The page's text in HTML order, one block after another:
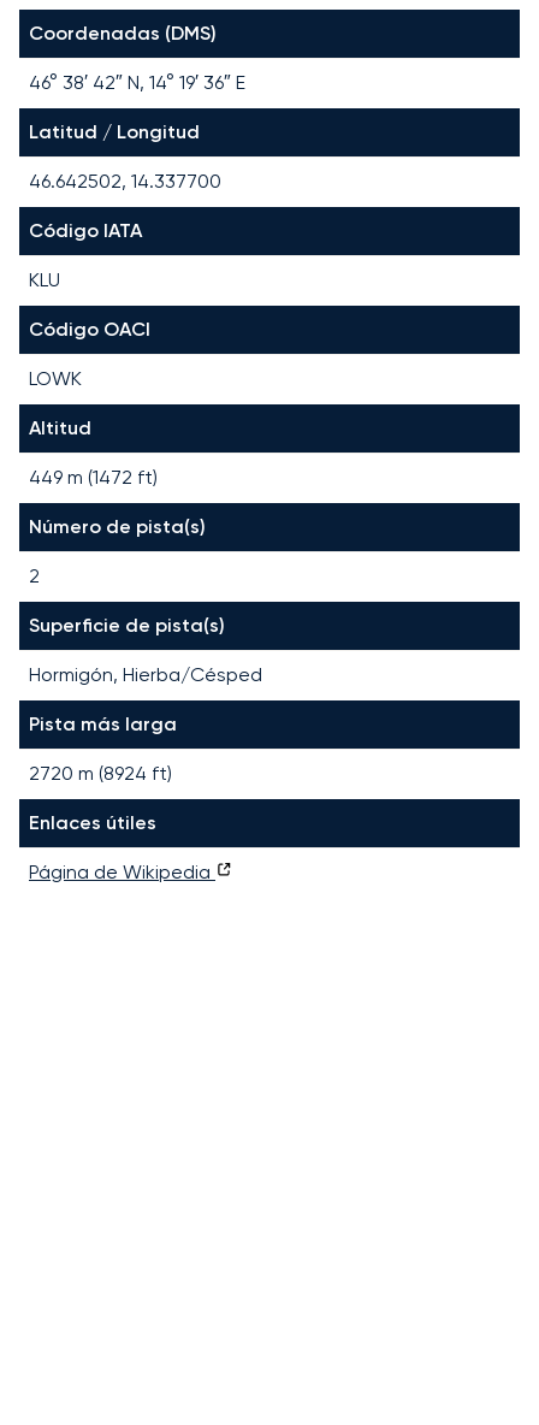
Coordenadas (DMS)
46° 38′ 42″ N, 14° 19′ 36″ E
Latitud / Longitud
46.642502, 14.337700
Código IATA
KLU
Código OACI
LOWK
Altitud
449 m (1472 ft)
Número de pista(s)
2
Superficie de pista(s)
Hormigón, Hierba/Césped
Pista más larga
2720 m (8924 ft)
Enlaces útiles
Página de Wikipedia